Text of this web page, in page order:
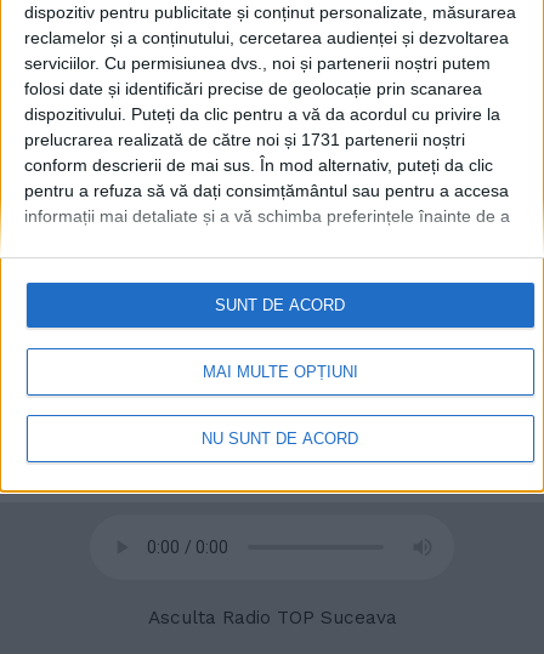
dispozitiv pentru publicitate și conținut personalizate, măsurarea
reclamelor și a conținutului, cercetarea audienței și dezvoltarea
serviciilor. Cu permisiunea dvs., noi și partenerii noștri putem
folosi date și identificări precise de geolocație prin scanarea
dispozitivului. Puteți da clic pentru a vă da acordul cu privire la
prelucrarea realizată de către noi și 1731 partenerii noștri
conform descrierii de mai sus. În mod alternativ, puteți da clic
pentru a refuza să vă dați consimțământul sau pentru a accesa
informații mai detaliate și a vă schimba preferințele înainte de a
retrageți consimțământul în orice moment, revenind la acest site
și făcând clic pe butonul "Confidențialitate" din partea de jos a
paginii web.
MAI MULTE OPȚIUNI
NU SUNT DE ACORD
SUNT DE ACORD
© 2020 Radio TOP Suceava 104 FM
Asculta Radio TOP Suceava